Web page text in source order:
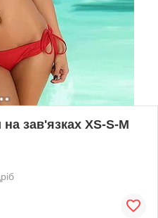
зав'язках XS-S-M